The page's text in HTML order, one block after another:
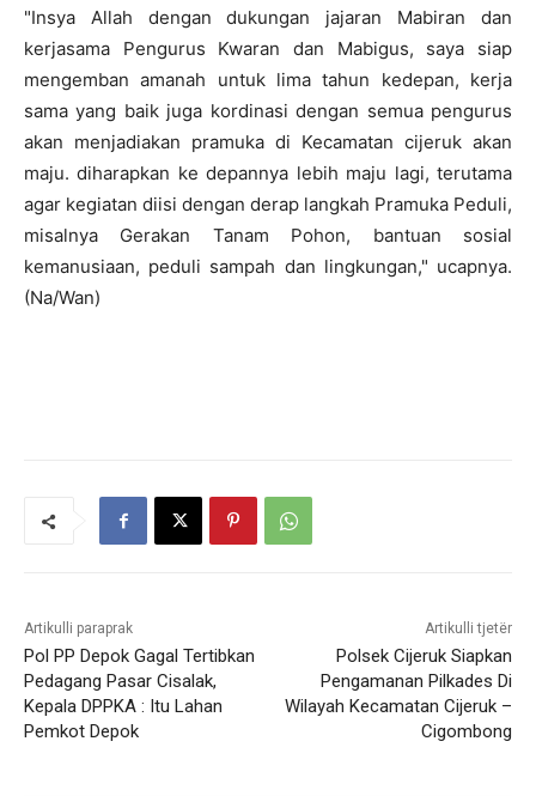
"Insya Allah dengan dukungan jajaran Mabiran dan
kerjasama Pengurus Kwaran dan Mabigus, saya siap
mengemban amanah untuk lima tahun kedepan, kerja
sama yang baik juga kordinasi dengan semua pengurus
akan menjadiakan pramuka di Kecamatan cijeruk akan
maju. diharapkan ke depannya lebih maju lagi, terutama
agar kegiatan diisi dengan derap langkah Pramuka Peduli,
misalnya Gerakan Tanam Pohon, bantuan sosial
kemanusiaan, peduli sampah dan lingkungan," ucapnya.
(Na/Wan)
Artikulli paraprak
Pol PP Depok Gagal Tertibkan
Pedagang Pasar Cisalak,
Kepala DPPKA : Itu Lahan
Pemkot Depok
Artikulli tjetër
Polsek Cijeruk Siapkan
Pengamanan Pilkades Di
Wilayah Kecamatan Cijeruk –
Cigombong